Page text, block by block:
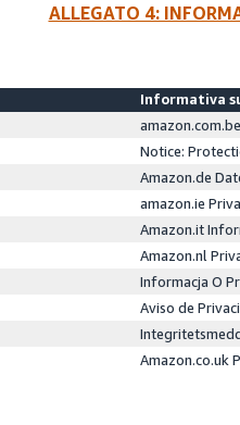
ALLEGATO 4:
Informativa
Notice:
Amazon.de
amazon.ie
Amazon.it
Amazon.nl
Informacja O
Aviso de
Amazon.co.uk